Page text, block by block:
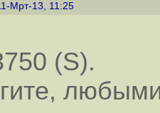
Мрт-13, 11:25
(S).